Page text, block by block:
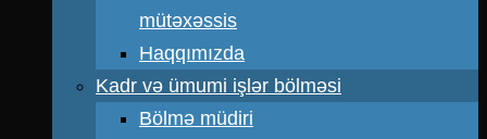
mütəxəssis
Haqqımızda
Kadr və ümumi işlər bölməsi
Bölmə müdiri